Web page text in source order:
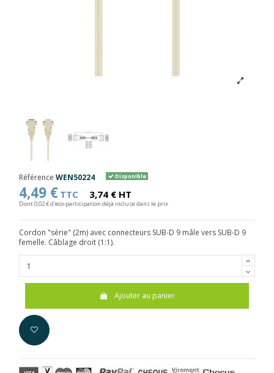
Référence WEN50224 Disponible
4,49 € TTC 3,74 € HT
Dont 0,02 € d'eco-participation déjà incluse dans le prix
Cordon "série" (2m) avec connecteurs SUB-D 9 mâle vers SUB-D 9
femelle. Câblage droit (1:1).
Ajouter au panier